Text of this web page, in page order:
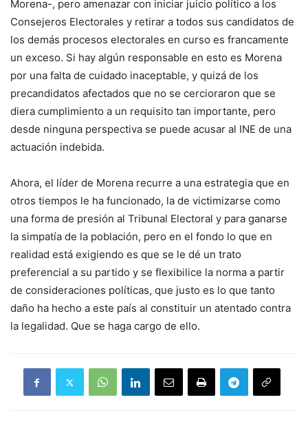
Morena-, pero amenazar con iniciar juicio político a los
Consejeros Electorales y retirar a todos sus candidatos de
los demás procesos electorales en curso es francamente
un exceso. Si hay algún responsable en esto es Morena
por una falta de cuidado inaceptable, y quizá de los
precandidatos afectados que no se cercioraron que se
diera cumplimiento a un requisito tan importante, pero
desde ninguna perspectiva se puede acusar al INE de una
actuación indebida.
Ahora, el líder de Morena recurre a una estrategia que en
otros tiempos le ha funcionado, la de victimizarse como
una forma de presión al Tribunal Electoral y para ganarse
la simpatía de la población, pero en el fondo lo que en
realidad está exigiendo es que se le dé un trato
preferencial a su partido y se flexibilice la norma a partir
de consideraciones políticas, que justo es lo que tanto
daño ha hecho a este país al constituir un atentado contra
la legalidad. Que se haga cargo de ello.